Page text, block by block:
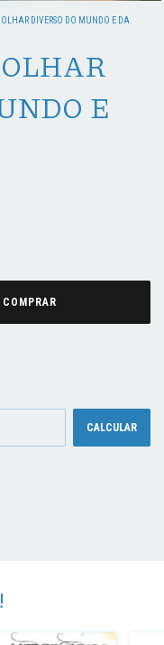
DIVERSO DO MUNDO E DA
E
CALCULAR